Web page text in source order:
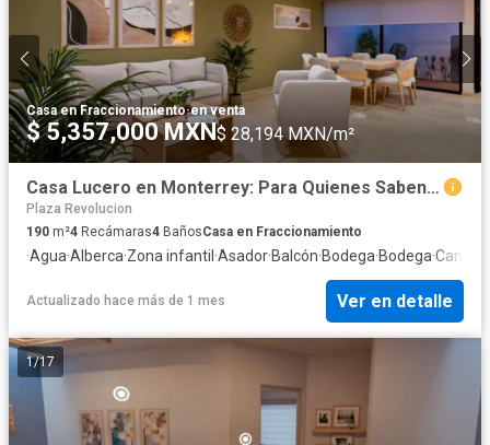
Casa en Fraccionamiento·en venta
$ 5,357,000 MXN$ 28,194 MXN/m²
Casa Lucero en Monterrey: Para Quienes Saben que el Éxito Merece un Mejor Hogar
Plaza Revolucion
190 m²4 Recámaras4 BañosCasa en Fraccionamiento
·Agua·Alberca·Zona infantil ·Asador·Balcón·Bodega·Bodega·
Actualizado hace más de 1 mes Ver en detalle
1/17